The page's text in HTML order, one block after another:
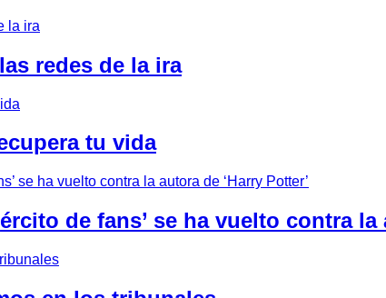
redes de la ira
tu vida
de fans’ se ha vuelto contra la